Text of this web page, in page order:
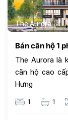
The Aurora
Bán căn hộ 1
The Aurora là
căn hộ cao
Hưng
1 1